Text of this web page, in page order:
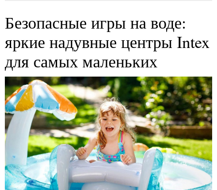
Безопасные игры на воде:
яркие надувные центры Intex
для самых маленьких